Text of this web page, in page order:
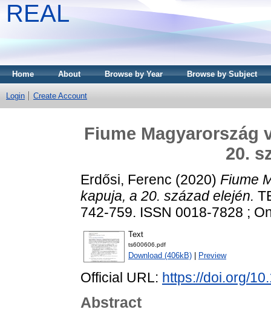
REAL
Home About Browse by Year Browse by Subject
Login Create Account
Fiume Magyarország
20.
Erdősi, Ferenc (2020) Fiume
kapuja, a 20. század elején.
742-759. ISSN 0018-7828 ;
Text
ts600606.pdf
Download (406kB) Preview
Official URL: https://doi.org/
Abstract